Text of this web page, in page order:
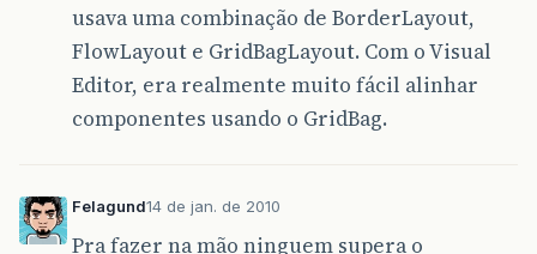
usava uma combinação de BorderLayout,
FlowLayout e GridBagLayout. Com o Visual
Editor, era realmente muito fácil alinhar
componentes usando o GridBag.
Felagund14 de jan. de 2010
Pra fazer na mão ninguem supera o